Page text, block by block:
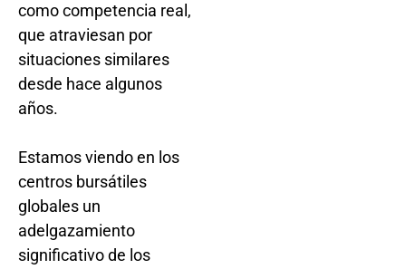
como competencia real,
que atraviesan por
situaciones similares
desde hace algunos
años.
Estamos viendo en los
centros bursátiles
globales un
adelgazamiento
significativo de los